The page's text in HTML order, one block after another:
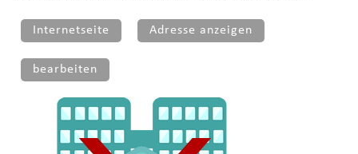
Internetseite Adresse anzeigen
bearbeiten